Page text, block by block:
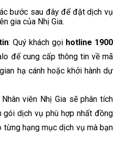
bước sau đây để đặt dịch vụ
gia của Nhị Gia.
: Quý khách gọi hotline 1900
để cung cấp thông tin về mã
hạ cánh hoặc khởi hành dự
viên Nhị Gia sẽ phân tích
gói dịch vụ phù hợp nhất đồng
hạng mục dịch vụ mà bạn